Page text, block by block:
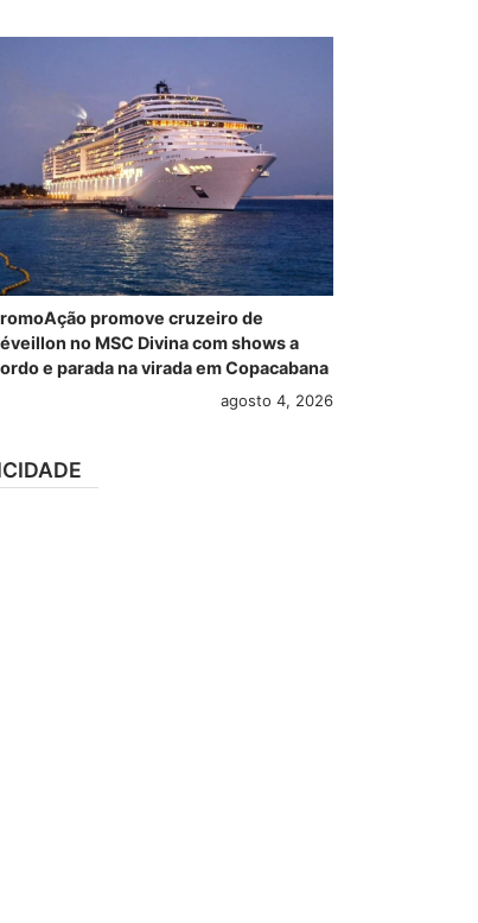
a
do
Bliss
maio 26, 2017
4 de março:
Preziosa,
Fascinosa e
Sovereign escalam
o porto de Santos
maio 23, 2017
promove cruzeiro de
no MSC Divina com shows a
e parada na virada em Copacabana
agosto 4, 2026